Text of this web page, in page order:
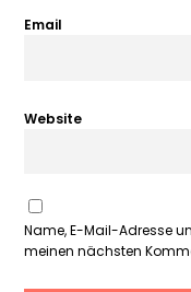
Email
Website
Name, E-Mail-Adresse
meinen nächsten